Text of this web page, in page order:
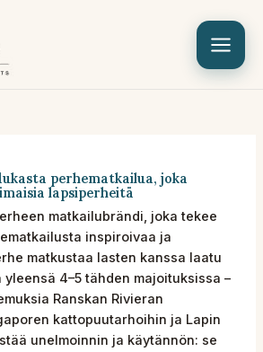
perhematkailua, joka
lapsiperheitä
matkailubrändi, joka tekee
inspiroivaa ja
matkustaa lasten kanssa laatu
yleensä 4–5 tähden majoituksissa –
Ranskan Rivieran
kattopuutarhoihin ja Lapin
unelmoinnin ja käytännön: se